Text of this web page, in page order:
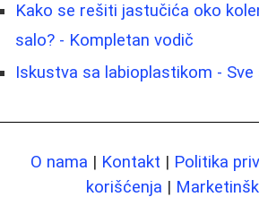
Kako se rešiti jastučića oko
salo? - Kompletan vodič
Iskustva sa labioplastikom -
O nama | Kontakt | Politika
korišćenja |